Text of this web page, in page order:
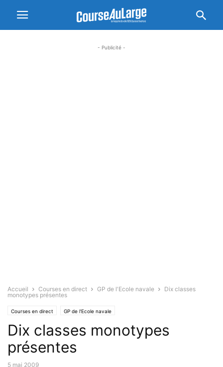
- Publicité -
Accueil Courses en direct GP de l'Ecole navale
Dix classes
monotypes présentes
Courses en direct GP de l'Ecole navale
Dix classes monotypes
présentes
5 mai 2009